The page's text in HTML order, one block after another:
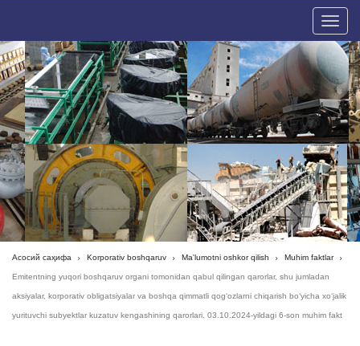
Toggle
Асосий саҳифа Korporativ boshqaruv Ma'lumotni oshkor qilish Muhim faktlar
Emitentning yuqori boshqaruv organi tomonidan qabul qilingan qarorlar, shu jumladan
aksiyalar, korporativ obligatsiyalar va boshqa qimmatli qog‘ozlarni chiqarish bo‘yicha xo‘jalik
yurituvchi subyektlar kuzatuv kengashining qarorlari. 03.10.2024-yildagi 6-son muhim fakt